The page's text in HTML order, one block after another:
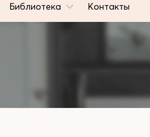
Библиотека Контакты